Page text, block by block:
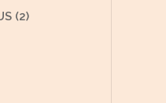
22